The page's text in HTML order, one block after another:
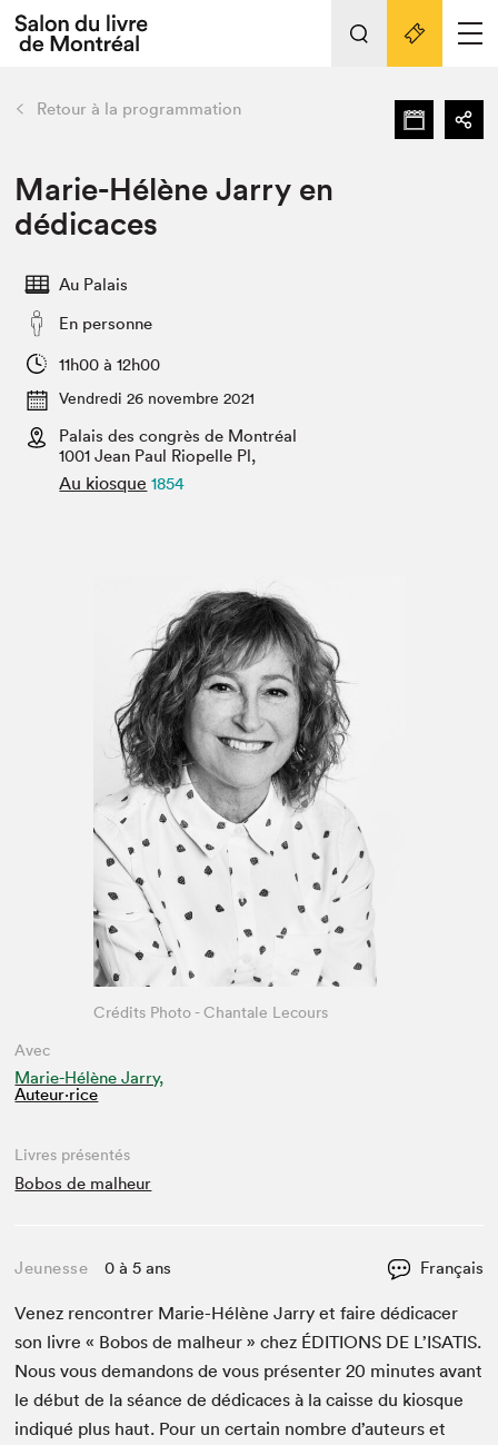
Espace médias
Espace exposant⋅e⋅s
Tout sur l'édition 2022
Actualités
Club de lecture Braindate
retour Nos activités
Édition 2022
Planifier sa visite
Nous connaître
Projets partenaires 2022
Archives
Liens pratiques
Retour à la programmation
Marie-Hélène Jarry en
dédicaces
Au Palais
En personne
11h00 à 12h00
Vendredi 26 novembre 2021
Palais des congrès de Montréal
1001 Jean Paul Riopelle Pl,
Au kiosque 1854
Avec
Marie-Hélène Jarry,
Auteur·rice
Crédits Photo - Chantale Lecours
Livres présentés
Bobos de malheur
Jeunesse 0 à 5 ans Français
Venez ren­con­tr­er Marie-Hélène Jar­ry et faire dédi­cac­er
son livre « Bobos de mal­heur » chez ÉDI­TIONS DE L’ISATIS.
Nous vous deman­dons de vous présen­ter20 min­utes avant
le début de la séance de dédi­caces à la caisse du kiosque
indiqué plus haut. Pour un cer­tain nom­bre d’auteurs et